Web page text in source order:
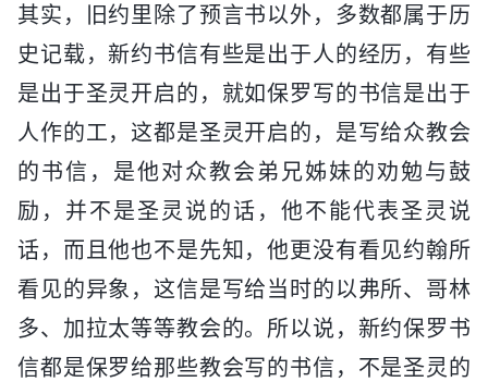
其实，旧约里除了预言书以外，多数都属于历
史记载，新约书信有些是出于人的经历，有些
是出于圣灵开启的，就如保罗写的书信是出于
人作的工，这都是圣灵开启的，是写给众教会
的书信，是他对众教会弟兄姊妹的劝勉与鼓
励，并不是圣灵说的话，他不能代表圣灵说
话，而且他也不是先知，他更没有看见约翰所
看见的异象，这信是写给当时的以弗所、哥林
多、加拉太等等教会的。所以说，新约保罗书
信都是保罗给那些教会写的书信，不是圣灵的